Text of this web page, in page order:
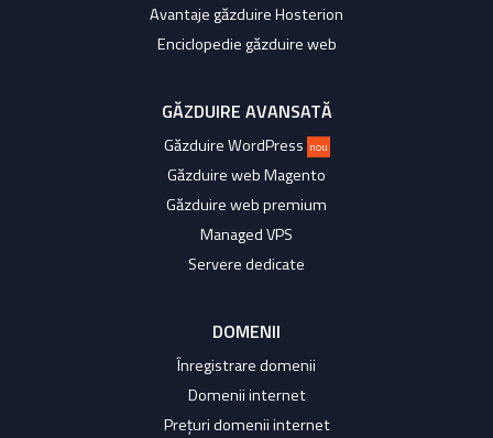
Avantaje găzduire Hosterion
Enciclopedie găzduire web
GĂZDUIRE AVANSATĂ
Găzduire WordPress nou
Găzduire web Magento
Găzduire web premium
Managed VPS
Servere dedicate
DOMENII
Înregistrare domenii
Domenii internet
Prețuri domenii internet